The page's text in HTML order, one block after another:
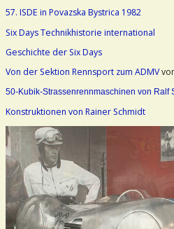
57. ISDE in Povazska Bystrica 1982
Six Days Technikhistorie international
Geschichte der Six Days
Von der Sektion Rennsport zum ADMV
50-Kubik-Strassenrennmaschinen von Ralf
Konstruktionen von Rainer Schmidt